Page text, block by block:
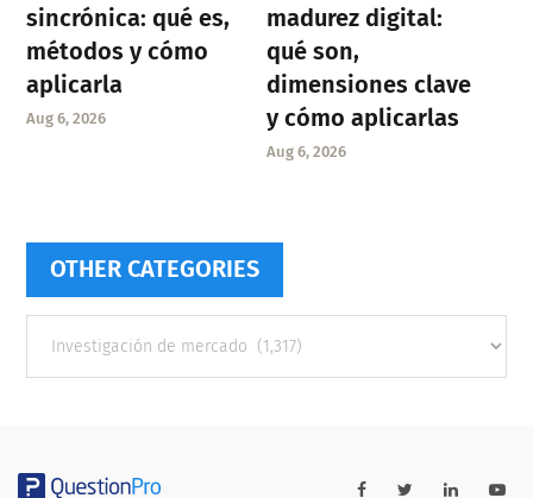
sincrónica: qué es,
métodos y cómo
aplicarla
Aug 6, 2026
madurez digital:
qué son,
dimensiones clave
y cómo aplicarlas
Aug 6, 2026
OTHER CATEGORIES
categories